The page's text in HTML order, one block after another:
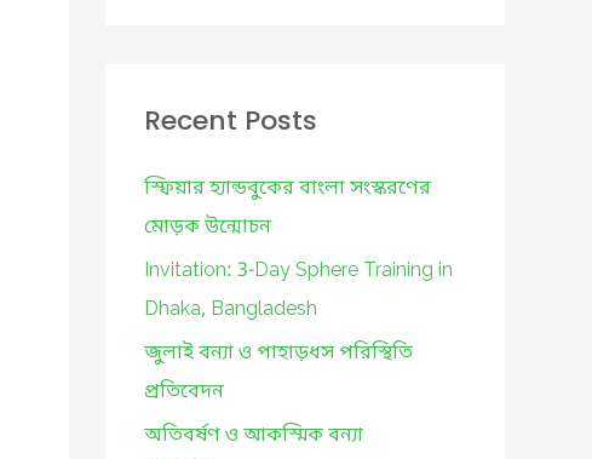
f
o
r
:
Recent Posts
স্ফিয়ার হ্যান্ডবুকের বাংলা সংস্করণের
মোড়ক উন্মোচন
Invitation: 3-Day Sphere Training in
Dhaka, Bangladesh
জুলাই বন্যা ও পাহাড়ধস পরিস্থিতি
প্রতিবেদন
অতিবর্ষণ ও আকস্মিক বন্যা